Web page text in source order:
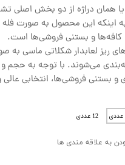
یا همان دراژه از دو بخش
اینکه این محصول به صورت
کافه‌ها و بستنی‌ فروشی‌ها است.
ریز لعابدار شکلاتی ماسی
می‌شوند. با توجه به حجم
و بستنی‌ فروشی‌ها، انتخابی
12 عددی
به علاقه مندی ها